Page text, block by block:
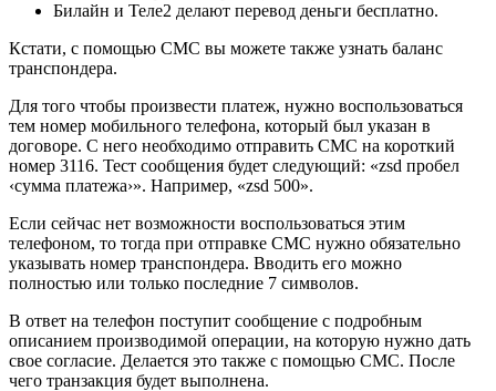
Билайн и Теле2 делают перевод деньги бесплатно.
Кстати, с помощью СМС вы можете также узнать баланс
транспондера.
Для того чтобы произвести платеж, нужно воспользоваться
тем номер мобильного телефона, который был указан в
договоре. С него необходимо отправить СМС на короткий
номер 3116. Тест сообщения будет следующий: «zsd пробел
‹сумма платежа›». Например, «zsd 500».
Если сейчас нет возможности воспользоваться этим
телефоном, то тогда при отправке СМС нужно обязательно
указывать номер транспондера. Вводить его можно
полностью или только последние 7 символов.
В ответ на телефон поступит сообщение с подробным
описанием производимой операции, на которую нужно дать
свое согласие. Делается это также с помощью СМС. После
чего транзакция будет выполнена.